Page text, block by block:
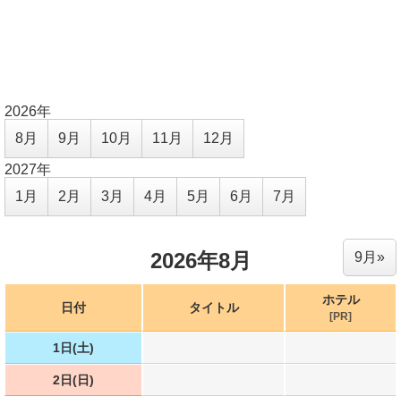
2026年
8月
9月 10月 11月 12月
2027年
1月
2月 3月 4月 5月 6月 7月
2026年8月 9月»
日付 タイトル
ホテル
[PR]
1日(土)
2日(日)